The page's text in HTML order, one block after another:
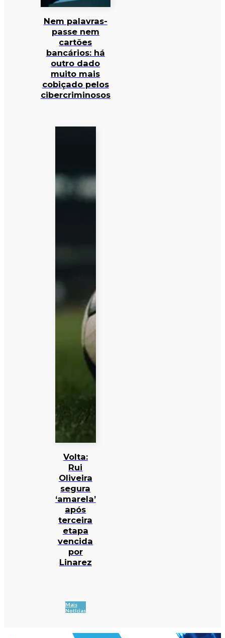
Nem palavras-
passe nem
cartões
bancários: há
outro dado
muito mais
cobiçado pelos
cibercriminosos
Volta:
Rui
Oliveira
segura
‘amarela’
após
terceira
etapa
vencida
por
Linarez
Mais
Notícias